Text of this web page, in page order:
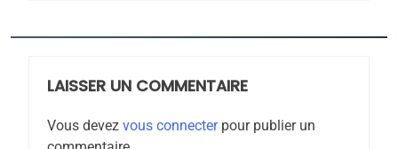
LAISSER UN COMMENTAIRE
Vous devez vous connecterpour publier un
Azilal consacrés produits
DAFINA MAROC
1
De Loya Stauber